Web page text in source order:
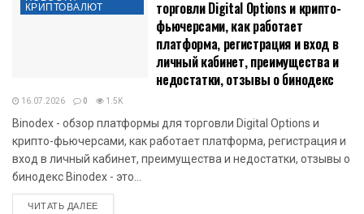
КРИПТОВАЛЮТ
торговли Digital Options и крипто-
фьючерсами, как работает
платформа, регистрация и вход в
личный кабинет, преимущества и
недостатки, отзывы о бинодекс
16.07.2026 0 1.5K
Binodex - обзор платформы для торговли Digital Options и
крипто-фьючерсами, как работает платформа, регистрация и
вход в личный кабинет, преимущества и недостатки, отзывы о
бинодекс Binodex - это...
ЧИТАТЬ ДАЛЕЕDETAILS